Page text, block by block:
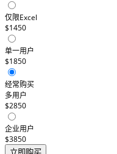
仅限Excel
$1450
单一用户
$1850
经常购买
多用户
$2850
企业用户
$3850